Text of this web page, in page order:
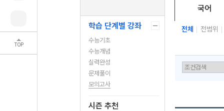
TOP
학습 단계별 강좌
수능기초
수능개념
실력완성
문제풀이
모의고사
시즌 추천
국어
전체 전범위